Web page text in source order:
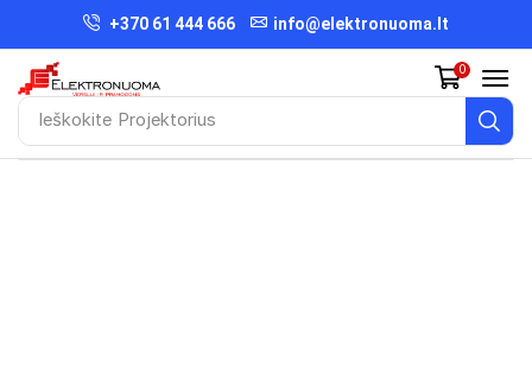
+370 61 444 666 info@elektronuoma.lt
Ieškokite Projektorius
0